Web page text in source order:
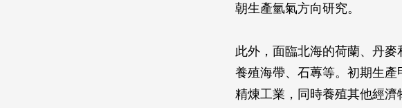
朝生產氫氣方向研究。
此外，面臨北海的荷蘭、丹
養殖海帶、石蓴等。初期生
精煉工業，同時養殖其他經濟